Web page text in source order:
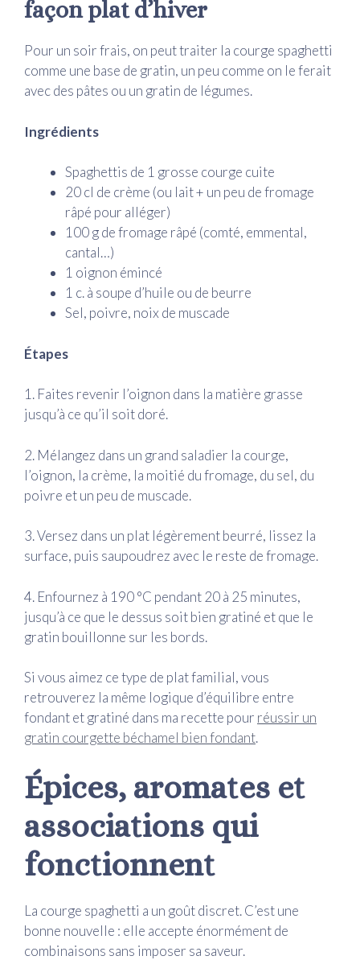
façon plat d’hiver
Pour un soir frais, on peut traiter la courge spaghetti
comme une base de gratin, un peu comme on le ferait
avec des pâtes ou un gratin de légumes.
Ingrédients
Spaghettis de 1 grosse courge cuite
20 cl de crème (ou lait + un peu de fromage
râpé pour alléger)
100 g de fromage râpé (comté, emmental,
cantal…)
1 oignon émincé
1 c. à soupe d’huile ou de beurre
Sel, poivre, noix de muscade
Étapes
1. Faites revenir l’oignon dans la matière grasse
jusqu’à ce qu’il soit doré.
2. Mélangez dans un grand saladier la courge,
l’oignon, la crème, la moitié du fromage, du sel, du
poivre et un peu de muscade.
3. Versez dans un plat légèrement beurré, lissez la
surface, puis saupoudrez avec le reste de fromage.
4. Enfournez à 190 °C pendant 20 à 25 minutes,
jusqu’à ce que le dessus soit bien gratiné et que le
gratin bouillonne sur les bords.
Si vous aimez ce type de plat familial, vous
retrouverez la même logique d’équilibre entre
fondant et gratiné dans ma recette pour réussir un
gratin courgette béchamel bien fondant.
Épices, aromates et
associations qui
fonctionnent
La courge spaghetti a un goût discret. C’est une
bonne nouvelle : elle accepte énormément de
combinaisons sans imposer sa saveur.